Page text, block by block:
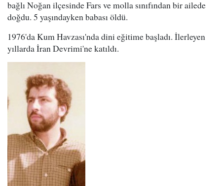
bağlı Noğan ilçesinde Fars ve molla sınıfından bir ailede
doğdu. 5 yaşındayken babası öldü.
1976'da Kum Havzası'nda dini eğitime başladı. İlerleyen
yıllarda İran Devrimi'ne katıldı.